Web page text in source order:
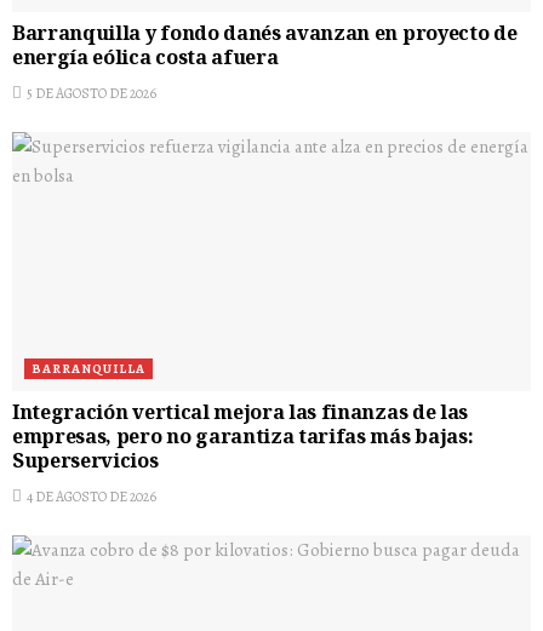
Barranquilla y fondo danés avanzan en proyecto de
energía eólica costa afuera
5 DE AGOSTO DE 2026
BARRANQUILLA
Integración vertical mejora las finanzas de las
empresas, pero no garantiza tarifas más bajas:
Superservicios
4 DE AGOSTO DE 2026